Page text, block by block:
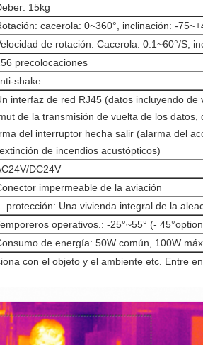
15kg
cacerola: 0~360°, inclinación: -
de rotación: Cacerola: 0.1~60°/S,
precolocaciones
shake
interfaz de red RJ45 (datos incluyendo de
de la transmisión de vuelta de los datos,
del interruptor hecha salir (alarma del
de incendios acustópticos)
DC24V
impermeable de la aviación
protección: Una vivienda integral de la
operativos.: -25°~55° (-
de energía: 50W común, 100W
con el objeto y el ambiente etc. Entre